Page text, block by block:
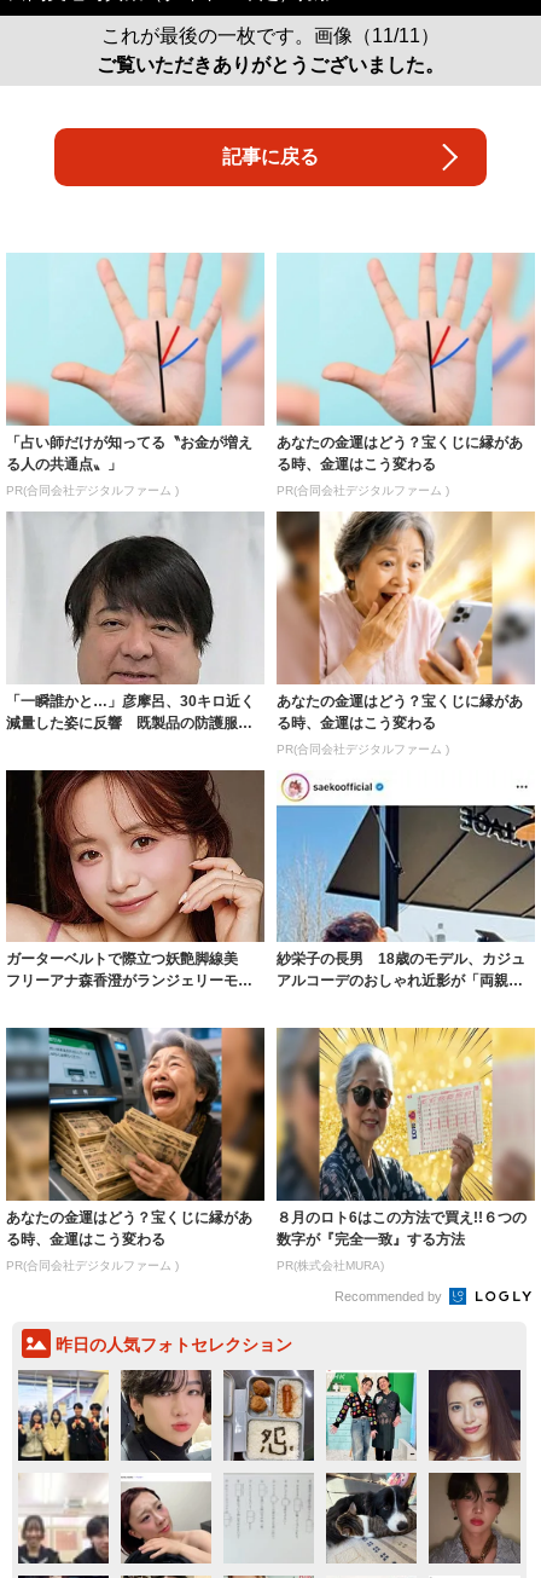
これが最後の一枚です。画像（11/11）
ご覧いただきありがとうございました。
記事に戻る
「占い師だけが知ってる〝お金が増え
る人の共通点〟」
PR(合同会社デジタルファーム )
あなたの金運はどう？宝くじに縁があ
る時、金運はこう変わる
PR(合同会社デジタルファーム )
「一瞬誰かと…」彦摩呂、30キロ近く
減量した姿に反響 既製品の防護服が
あなたの金運はどう？宝くじに縁があ
る時、金運はこう変わる
PR(合同会社デジタルファーム )
ガーターベルトで際立つ妖艶脚線美
フリーアナ森香澄がランジェリーモデ
紗栄子の長男 18歳のモデル、カジュ
アルコーデのおしゃれ近影が「両親の
あなたの金運はどう？宝くじに縁があ
る時、金運はこう変わる
PR(合同会社デジタルファーム )
８月のロト6はこの方法で買え!!６つの
数字が『完全一致』する方法
PR(株式会社MURA)
Recommended by
昨日の人気フォトセレクション